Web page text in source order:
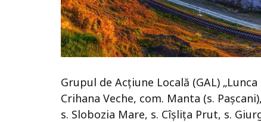
Grupul de Acțiune Locală (GAL)
Crihana Veche, com. Manta (s.
s. Slobozia Mare, s. Cîșlița Prut, s.